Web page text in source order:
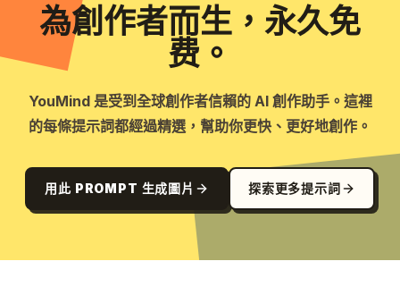
為創作者而生，永久免
费。
YouMind 是受到全球創作者信賴的 AI 創作助手。這裡
的每條提示詞都經過精選，幫助你更快、更好地創作。
用此 PROMPT 生成圖片 探索更多提示詞